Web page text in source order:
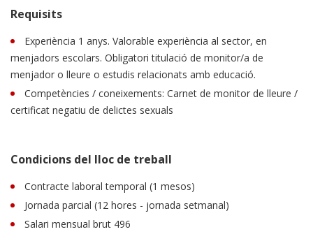
Requisits
Experiència 1 anys. Valorable experiència al sector, en
menjadors escolars. Obligatori titulació de monitor/a de
menjador o lleure o estudis relacionats amb educació.
Competències / coneixements: Carnet de monitor de lleure /
certificat negatiu de delictes sexuals
Condicions del lloc de treball
Contracte laboral temporal (1 mesos)
Jornada parcial (12 hores - jornada setmanal)
Salari mensual brut 496